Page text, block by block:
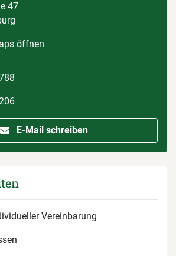
47
öffnen
E-Mail schreiben
Vereinbarung